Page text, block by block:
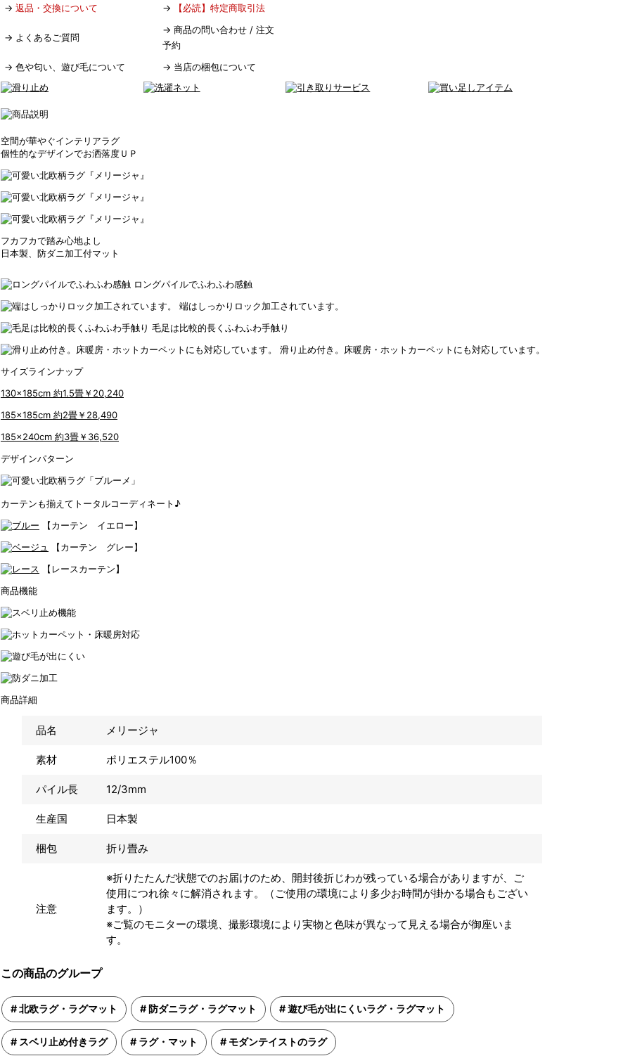
→ 返品・交換について → 【必読】特定商取引法
→ よくあるご質問
→ 商品の問い合わせ / 注文
予約
→ 色や匂い、遊び毛について → 当店の梱包について
空間が華やぐインテリアラグ
個性的なデザインでお洒落度ＵＰ
フカフカで踏み心地よし
日本製、防ダニ加工付マット
ロングパイルでふわふわ感触
端はしっかりロック加工されています。
毛足は比較的長くふわふわ手触り
滑り止め付き。床暖房・ホットカーペットにも対応しています。
サイズラインナップ
130x185cm 約1.5畳￥20,240
185x185cm 約2畳￥28,490
185x240cm 約3畳￥36,520
デザインパターン
カーテンも揃えてトータルコーディネート♪
【カーテン イエロー】
【カーテン グレー】
【レースカーテン】
商品機能
商品詳細
品名 メリージャ
素材 ポリエステル100％
パイル長 12/3mm
生産国 日本製
梱包 折り畳み
注意
※折りたたんだ状態でのお届けのため、開封後折じわが残っている場合がありますが、ご
使用につれ徐々に解消されます。（ご使用の環境により多少お時間が掛かる場合もござい
ます。）
※ご覧のモニターの環境、撮影環境により実物と色味が異なって見える場合が御座いま
す。
この商品のグループ
北欧ラグ・ラグマット 防ダニラグ・ラグマット 遊び毛が出にくいラグ・ラグマット
スベリ止め付きラグ ラグ・マット モダンテイストのラグ